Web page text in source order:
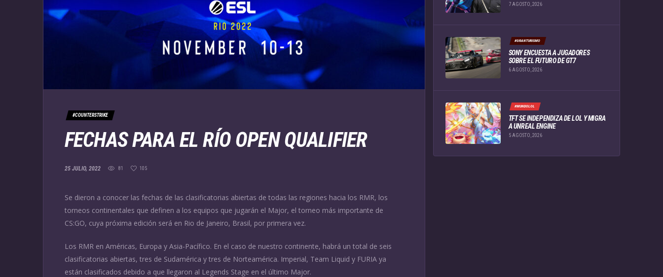
#COUNTERSTRIKE
FECHAS PARA EL RÍO OPEN QUALIFIER
25 JULIO, 2022 81 105
Se dieron a conocer las fechas de las clasificatorias abiertas de todas las regiones hacia los RMR, los
torneos continentales que definen a los equipos que jugarán el Major, el torneo más importante de
CS:GO, cuya próxima edición será en Rio de Janeiro, Brasil, por primera vez.
Los RMR en Américas, Europa y Asia-Pacífico. En el caso de nuestro continente, habrá un total de seis
clasificatorias abiertas, tres de Sudamérica y tres de Norteamérica. Imperial, Team Liquid y FURIA ya
están clasificados debido a que llegaron al Legends Stage en el último Major.
7 AGOSTO, 2026
#GRANTURISMO
SONY ENCUESTA A JUGADORES
SOBRE EL FUTURO DE GT7
6 AGOSTO, 2026
#MUNDOLOL
TFT SE INDEPENDIZA DE LOL Y MIGRA
A UNREAL ENGINE
5 AGOSTO, 2026